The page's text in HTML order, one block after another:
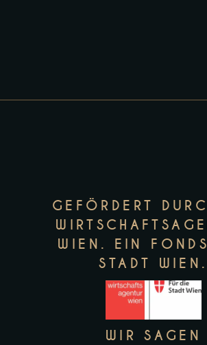
GEFÖRDERT
WIEN. EIN
STADT WIEN.
WIR SAGEN